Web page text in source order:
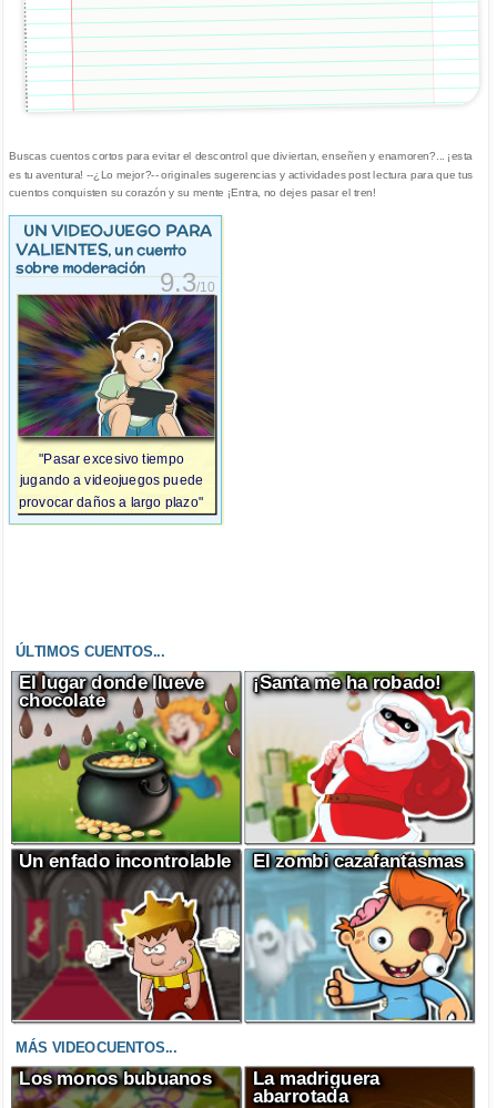
Buscas cuentos cortos para evitar el descontrol que diviertan, enseñen y enamoren?... ¡esta
es tu aventura! --¿Lo mejor?-- originales sugerencias y actividades post lectura para que tus
cuentos conquisten su corazón y su mente ¡Entra, no dejes pasar el tren!
UN VIDEOJUEGO PARA
VALIENTES, un cuento
sobre moderación
9.3/10
"Pasar excesivo tiempo
jugando a videojuegos puede
provocar daños a largo plazo"
ÚLTIMOS CUENTOS...
El lugar donde llueve
chocolate
¡Santa me ha robado!
Un enfado incontrolable El zombi cazafantasmas
MÁS VIDEOCUENTOS...
Los monos bubuanos
La madriguera
abarrotada